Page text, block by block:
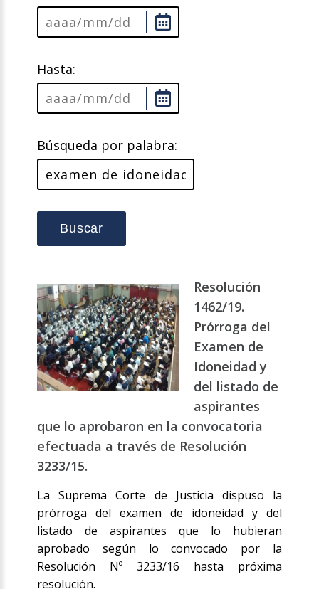
Hasta:
Búsqueda por palabra:
Buscar
Resolución
1462/19.
Prórroga del
Examen de
Idoneidad y
del listado de
aspirantes
que lo aprobaron en la convocatoria
efectuada a través de Resolución
3233/15.
La Suprema Corte de Justicia dispuso la
prórroga del examen de idoneidad y del
listado de aspirantes que lo hubieran
aprobado según lo convocado por la
Resolución Nº 3233/16 hasta próxima
resolución.